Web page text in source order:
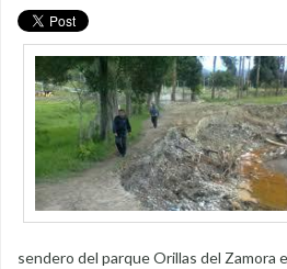
sendero del parque Orillas del Zamora